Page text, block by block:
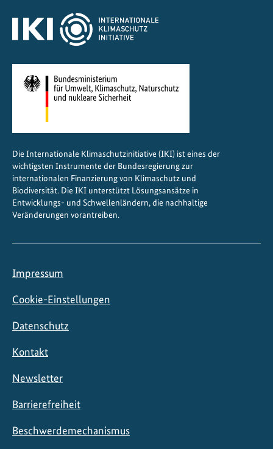
Die Internationale Klimaschutzinitiative (IKI) ist eines der
wichtigsten Instrumente der Bundesregierung zur
internationalen Finanzierung von Klimaschutz und
Biodiversität. Die IKI unterstützt Lösungsansätze in
Entwicklungs- und Schwellenländern, die nachhaltige
Veränderungen vorantreiben.
Impressum
Cookie-Einstellungen
Datenschutz
Kontakt
Newsletter
Barrierefreiheit
Beschwerdemechanismus